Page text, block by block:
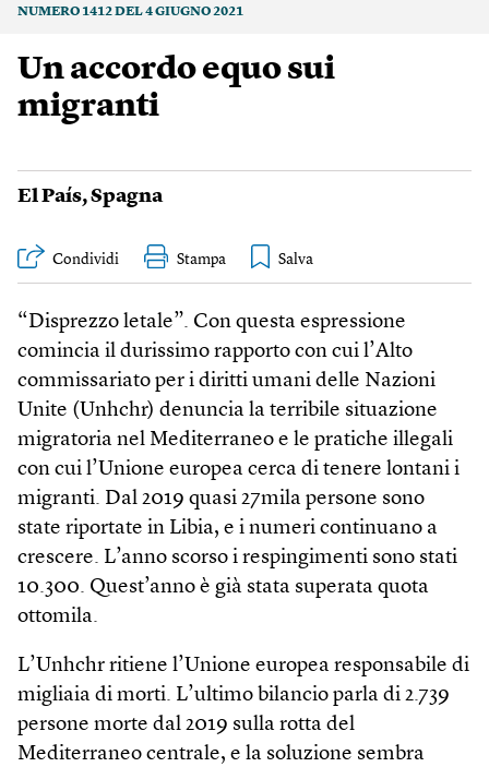
NUMERO 1412 DEL 4 GIUGNO 2021
Un accordo equo sui
migranti
El País,Spagna
Condividi Stampa
“Disprezzo letale”. Con questa espressione
comincia il durissimo rapporto con cui l’Alto
commissariato per i diritti umani delle Nazioni
Unite (Unhchr) denuncia la terribile situazione
migratoria nel Mediterraneo e le pratiche illegali
con cui l’Unione europea cerca di tenere lontani i
migranti. Dal 2019 quasi 27mila persone sono
state riportate in Libia, e i numeri continuano a
crescere. L’anno scorso i respingimenti sono stati
10.300. Quest’anno è già stata superata quota
ottomila.
L’Unhchr ritiene l’Unione europea responsabile di
migliaia di morti. L’ultimo bilancio parla di 2.739
persone morte dal 2019 sulla rotta del
Mediterraneo centrale, e la soluzione sembra